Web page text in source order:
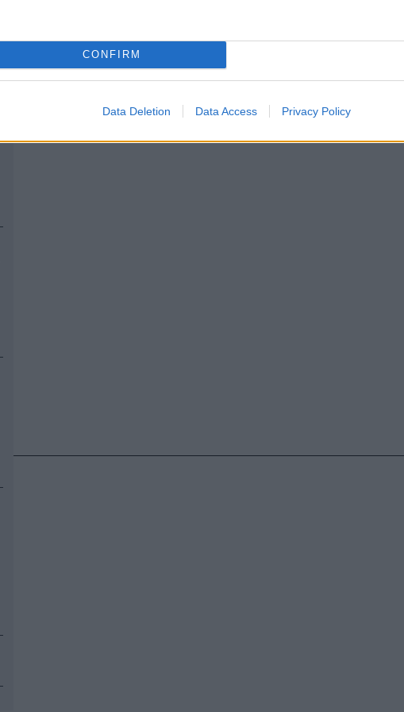
CONFIRM
Data Deletion Data Access Privacy Policy
COMMENTS